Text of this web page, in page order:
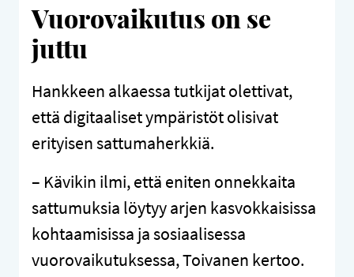
Vuorovaikutus on se
juttu
Hankkeen alkaessa tutkijat olettivat,
että digitaaliset ympäristöt olisivat
erityisen sattumaherkkiä.
– Kävikin ilmi, että eniten onnekkaita
sattumuksia löytyy arjen kasvokkaisissa
kohtaamisissa ja sosiaalisessa
vuorovaikutuksessa, Toivanen kertoo.